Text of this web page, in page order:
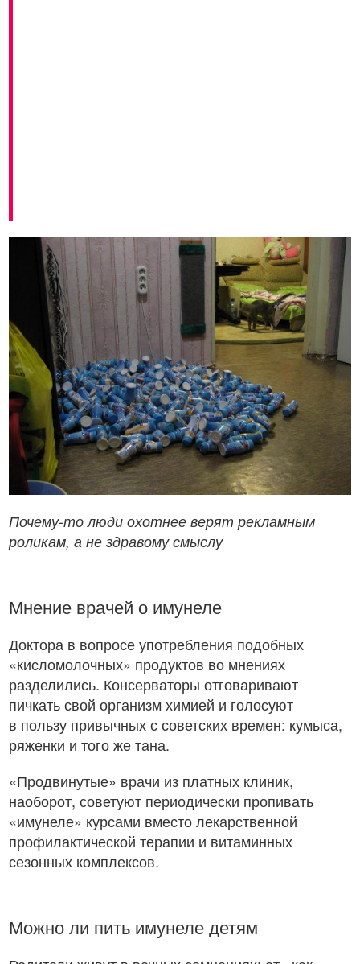
Почему-то люди охотнее верят рекламным
роликам, а не здравому смыслу
Мнение врачей о имунеле
Доктора в вопросе употребления подобных
«кисломолочных» продуктов во мнениях
разделились. Консерваторы отговаривают
пичкать свой организм химией и голосуют
в пользу привычных с советских времен: кумыса,
ряженки и того же тана.
«Продвинутые» врачи из платных клиник,
наоборот, советуют периодически пропивать
«имунеле» курсами вместо лекарственной
профилактической терапии и витаминных
сезонных комплексов.
Можно ли пить имунеле детям